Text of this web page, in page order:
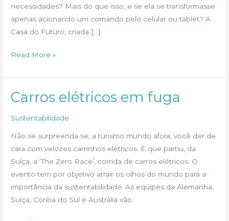
necessidades? Mais do que isso, e se ela se transformasse
apenas acionando um comando pelo celular ou tablet? A
Casa do Futuro, criada […]
A
do
Futuro
Read More »
Carros elétricos em fuga
Sustentabilidade
Não se surpreenda se, a turismo mundo afora, você der de
cara com velozes carrinhos elétricos. É que partiu, da
Suíça, a ‘The Zero Race’, corrida de carros elétricos. O
evento tem por objetivo atrair os olhos do mundo para a
importância da sustentabilidade. As equipes da Alemanha,
Suíça, Coréia do Sul e Austrália vão